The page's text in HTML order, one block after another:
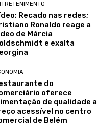
Recado nas redes;
Ronaldo reage a
de Márcia
e exalta
do
oferece
de qualidade a
acessível no centro
de Belém